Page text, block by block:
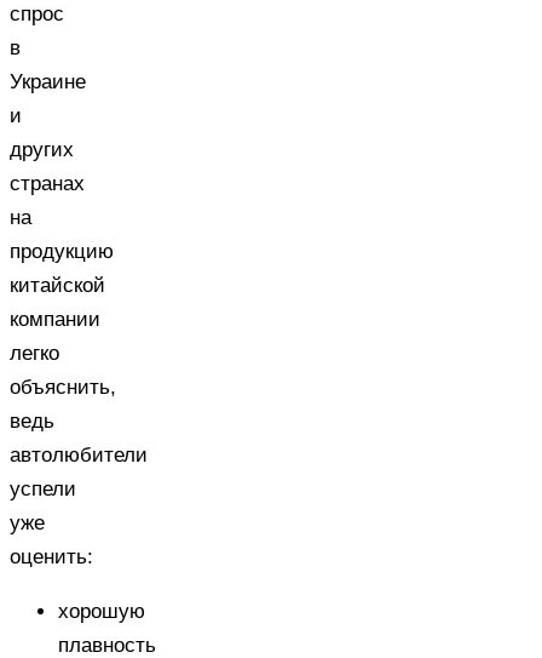
спрос
в
Украине
и
других
странах
на
продукцию
китайской
компании
легко
объяснить,
ведь
автолюбители
успели
уже
оценить:
хорошую
плавность